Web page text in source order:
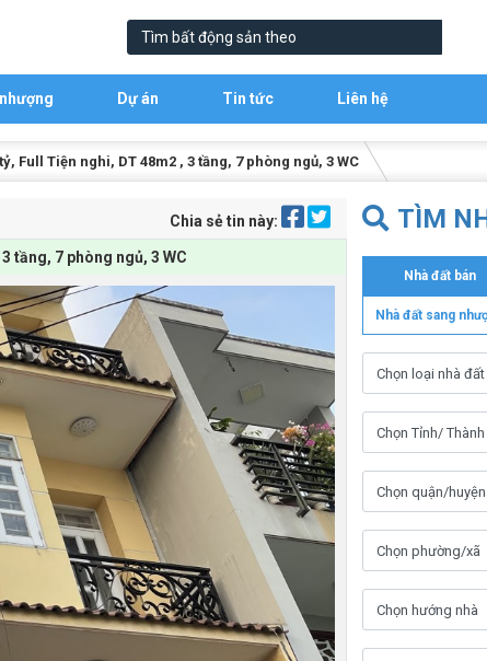
Dự án Tin tức Liên hệ
Full Tiện nghi, DT 48m2 , 3 tầng, 7 phòng ngủ, 3 WC
Chia sẻ tin này:
tầng, 7 phòng ngủ, 3 WC
TÌM
Nhà đất bán
Nhà đất sang